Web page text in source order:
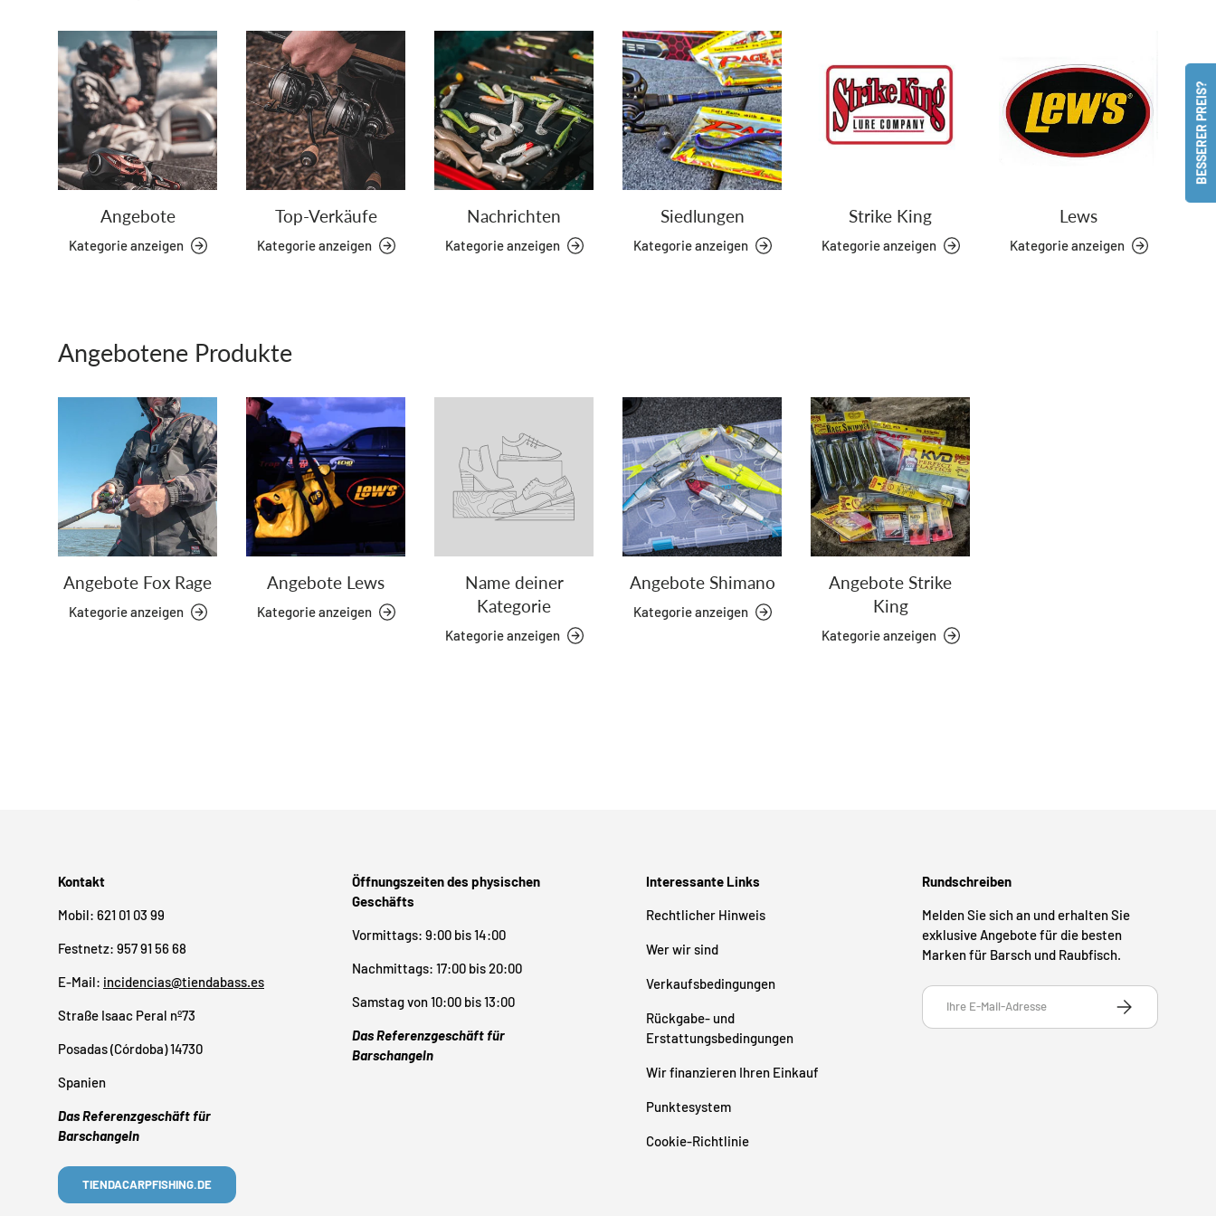
Angebote
Kategorie anzeigen
Top-Verkäufe
Kategorie anzeigen
Nachrichten
Kategorie anzeigen
Siedlungen
Kategorie anzeigen
Strike King
Kategorie anzeigen
Lews
Kategorie anzeigen
Angebotene Produkte
Angebote Fox Rage
Kategorie anzeigen
Angebote Lews
Kategorie anzeigen
Name deiner
Kategorie
Kategorie anzeigen
Angebote Shimano
Kategorie anzeigen
Angebote Strike
King
Kategorie anzeigen
Kontakt
Mobil: 621 01 03 99
Festnetz: 957 91 56 68
E-Mail: incidencias@tiendabass.es
Straße Isaac Peral nº73
Posadas (Córdoba) 14730
Spanien
Das Referenzgeschäft für
Barschangeln
TIENDACARPFISHING.DE
Öffnungszeiten des physischen
Geschäfts
Vormittags: 9:00 bis 14:00
Nachmittags: 17:00 bis 20:00
Samstag von 10:00 bis 13:00
Das Referenzgeschäft für
Barschangeln
Interessante Links
Rechtlicher Hinweis
Wer wir sind
Verkaufsbedingungen
Rückgabe- und
Erstattungsbedingungen
Wir finanzieren Ihren Einkauf
Punktesystem
Cookie-Richtlinie
Rundschreiben
Melden Sie sich an und erhalten Sie
exklusive Angebote für die besten
Marken für Barsch und Raubfisch.
E-Mail
ABONNIEREN
BESSERER PREIS?